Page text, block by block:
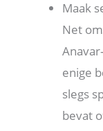
Maak
Net
enige
slegs
bevat